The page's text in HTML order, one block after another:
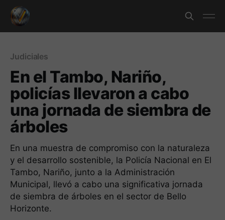
Judiciales
En el Tambo, Nariño,
policías llevaron a cabo
una jornada de siembra de
árboles
En una muestra de compromiso con la naturaleza
y el desarrollo sostenible, la Policía Nacional en El
Tambo, Nariño, junto a la Administración
Municipal, llevó a cabo una significativa jornada
de siembra de árboles en el sector de Bello
Horizonte.